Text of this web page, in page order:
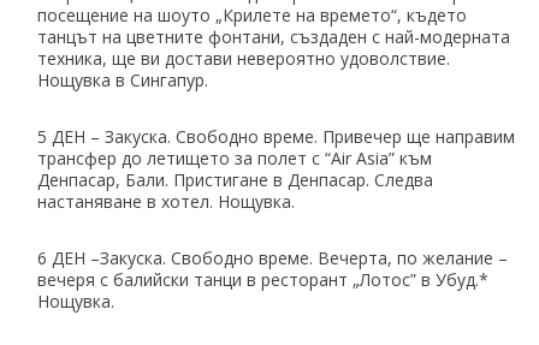
посещение на шоуто „Крилете на времето“, където
танцът на цветните фонтани, създаден с най-модерната
техника, ще ви достави невероятно удоволствие.
Нощувка в Сингапур.
5 ДЕН – Закуска. Свободно време. Привечер ще направим
трансфер до летището за полет с “Air Asia” към
Денпасар, Бали. Пристигане в Денпасар. Следва
настаняване в хотел. Нощувка.
6 ДЕН –Закуска. Свободно време. Вечерта, по желание –
вечеря с балийски танци в ресторант „Лотос” в Убуд.*
Нощувка.